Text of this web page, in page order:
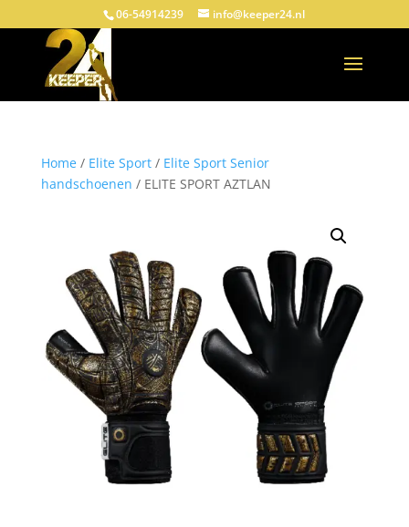
06-54914239 info@keeper24.nl
Home/ Elite Sport/ Elite Sport Senior
handschoenen / ELITE SPORT AZTLAN